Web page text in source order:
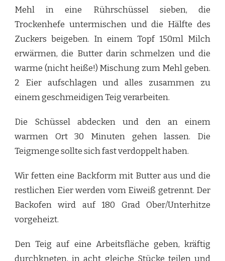
Mehl in eine Rührschüssel sieben, die
Trockenhefe untermischen und die Hälfte des
Zuckers beigeben. In einem Topf 150ml Milch
erwärmen, die Butter darin schmelzen und die
warme (nicht heiße!) Mischung zum Mehl geben.
2 Eier aufschlagen und alles zusammen zu
einem geschmeidigen Teig verarbeiten.
Die Schüssel abdecken und den an einem
warmen Ort 30 Minuten gehen lassen. Die
Teigmenge sollte sich fast verdoppelt haben.
Wir fetten eine Backform mit Butter aus und die
restlichen Eier werden vom Eiweiß getrennt. Der
Backofen wird auf 180 Grad Ober/Unterhitze
vorgeheizt.
Den Teig auf eine Arbeitsfläche geben, kräftig
durchkneten, in acht gleiche Stücke teilen und